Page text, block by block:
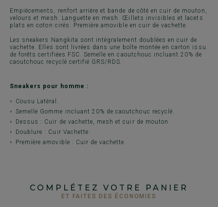
Empiècements, renfort arrière et bande de côté en cuir de mouton,
velours et mesh. Languette en mesh. Œillets invisibles et lacets
plats en coton cirés. Première amovible en cuir de vachette.
Les sneakers Nangkita sont intégralement doublées en cuir de
vachette. Elles sont livrées dans une boîte montée en carton issu
de forêts certifiées FSC. Semelle en caoutchouc incluant 20% de
caoutchouc recyclé certifié GRS/RDS.
Sneakers pour homme :
Cousu Latéral.
Semelle Gomme incluant 20% de caoutchouc recyclé.
Dessus : Cuir de vachette, mesh et cuir de mouton
Doublure : Cuir Vachette.
Première amovible : Cuir de vachette.
COMPLÉTEZ VOTRE PANIER
ET FAITES DES ÉCONOMIES